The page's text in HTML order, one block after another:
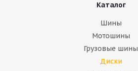
Каталог
Шины
Мотошины
Грузовые шины
Диски